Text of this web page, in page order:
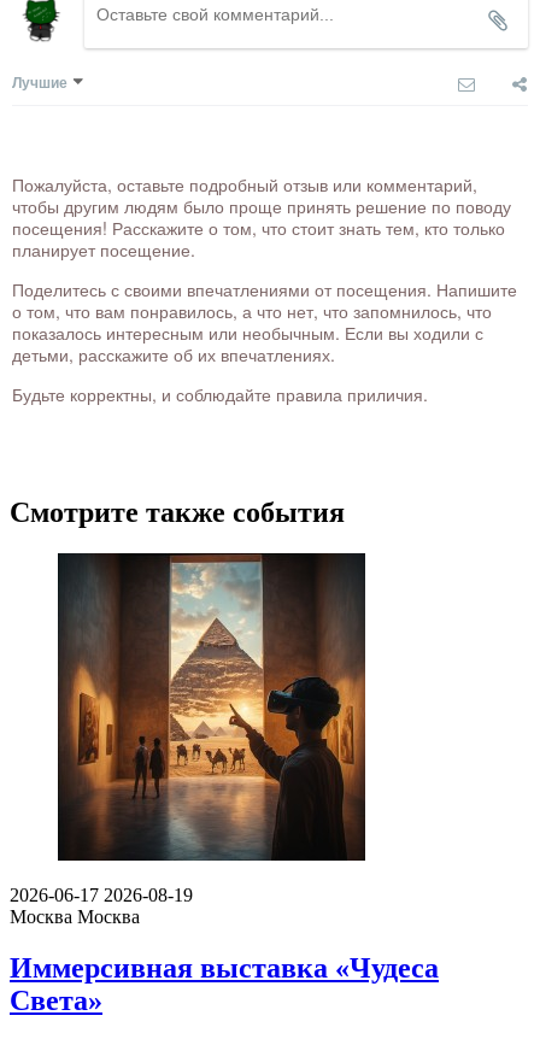
Лучшие
Пожалуйста, оставьте подробный отзыв или комментарий,
чтобы другим людям было проще принять решение по поводу
посещения! Расскажите о том, что стоит знать тем, кто только
планирует посещение.
Поделитесь с своими впечатлениями от посещения. Напишите
о том, что вам понравилось, а что нет, что запомнилось, что
показалось интересным или необычным. Если вы ходили с
детьми, расскажите об их впечатлениях.
Будьте корректны, и соблюдайте правила приличия.
Смотрите также события
2026-06-17 2026-08-19
Москва Москва
Иммерсивная выставка «Чудеса
Света»